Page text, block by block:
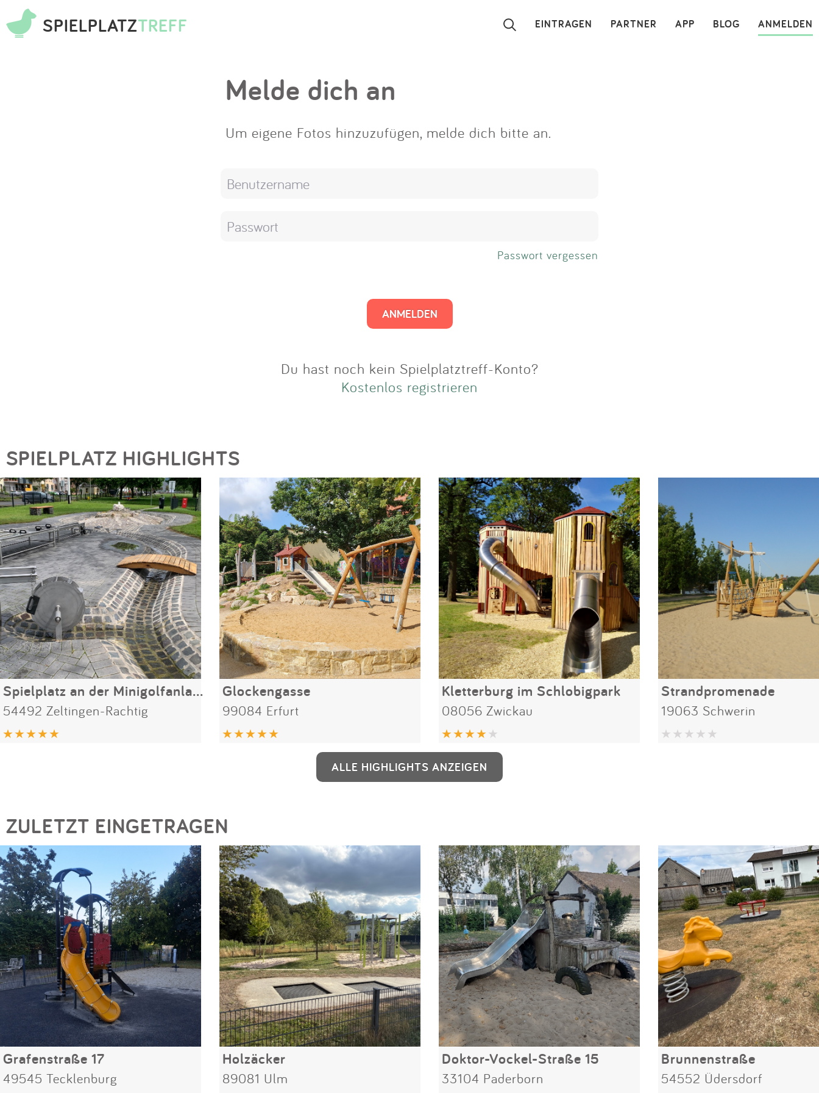
SPIELPLATZTREFF ANMELDEN
BLOG
APP
PARTNER
EINTRAGEN ×
App
Anmelden
Melde dich an
Um eigene Fotos hinzuzufügen, melde dich bitte an.
Passwort vergessen
Du hast noch kein Spielplatztreff-Konto?
Kostenlos registrieren
SPIELPLATZ HIGHLIGHTS
Spielplatz an der Minigolfanlage
54492 Zeltingen-Rachtig
Glockengasse
99084 Erfurt
Kletterburg im Schlobigpark
08056 Zwickau
Strandpromenade
19063 Schwerin
ALLE HIGHLIGHTS ANZEIGEN
ZULETZT EINGETRAGEN
Grafenstraße 17
49545 Tecklenburg
Holzäcker
89081 Ulm
Doktor-Vockel-Straße 15
33104 Paderborn
Brunnenstraße
54552 Üdersdorf